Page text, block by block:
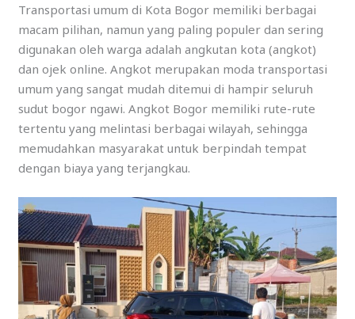
Transportasi umum di Kota Bogor memiliki berbagai
macam pilihan, namun yang paling populer dan sering
digunakan oleh warga adalah angkutan kota (angkot)
dan ojek online. Angkot merupakan moda transportasi
umum yang sangat mudah ditemui di hampir seluruh
sudut bogor ngawi. Angkot Bogor memiliki rute-rute
tertentu yang melintasi berbagai wilayah, sehingga
memudahkan masyarakat untuk berpindah tempat
dengan biaya yang terjangkau.